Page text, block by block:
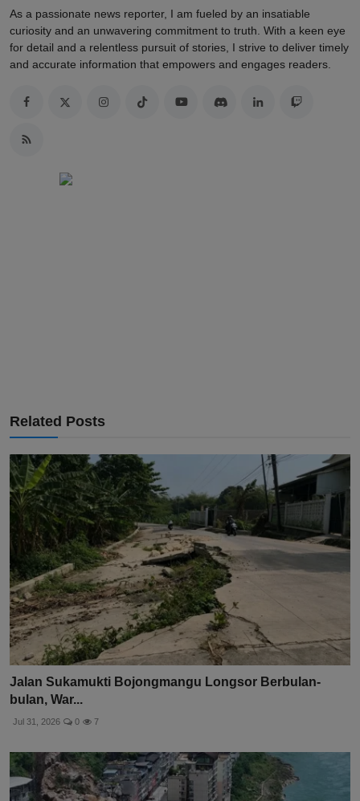
As a passionate news reporter, I am fueled by an insatiable
curiosity and an unwavering commitment to truth. With a keen eye
for detail and a relentless pursuit of stories, I strive to deliver timely
and accurate information that empowers and engages readers.
Related Posts
Jalan Sukamukti Bojongmangu Longsor Berbulan-
bulan, War...
Jul 31, 2026 0 7